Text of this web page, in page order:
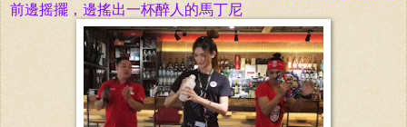
前邊摇擺，邊搖出一杯醉人的馬丁尼